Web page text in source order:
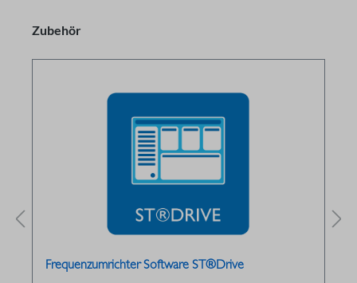
Zubehör
Frequenzumrichter Software ST®Drive